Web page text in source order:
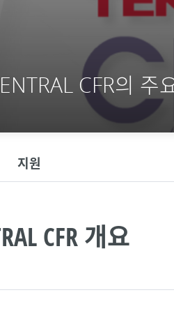
CFR의 주
지원
CFR 개요